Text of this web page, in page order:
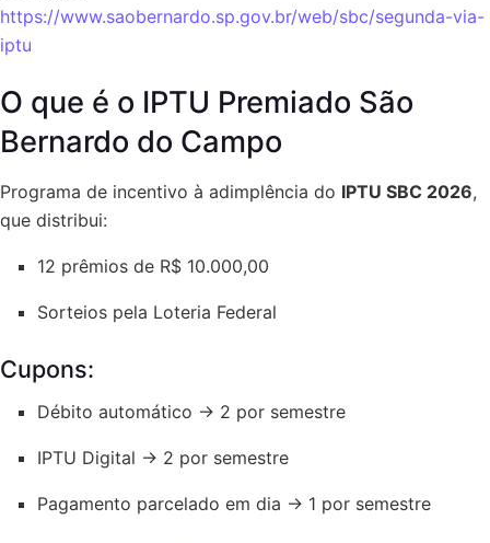
https://www.saobernardo.sp.gov.br/web/sbc/segunda-via-
iptu
O que é o IPTU Premiado São
Bernardo do Campo
Programa de incentivo à adimplência do IPTU SBC 2026,
que distribui:
12 prêmios de R$ 10.000,00
Sorteios pela Loteria Federal
Cupons:
Débito automático → 2 por semestre
IPTU Digital → 2 por semestre
Pagamento parcelado em dia → 1 por semestre